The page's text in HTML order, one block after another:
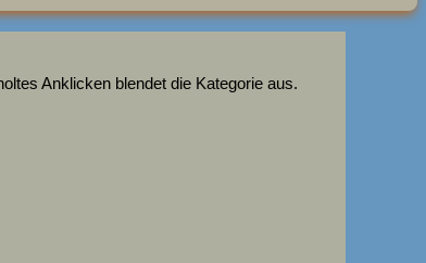
Anklicken blendet die Kategorie aus.